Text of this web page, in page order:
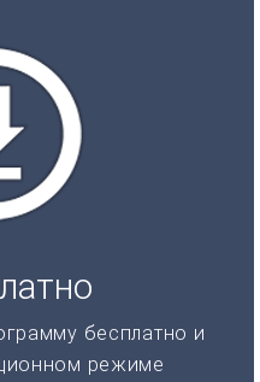
бесплатно и
режиме